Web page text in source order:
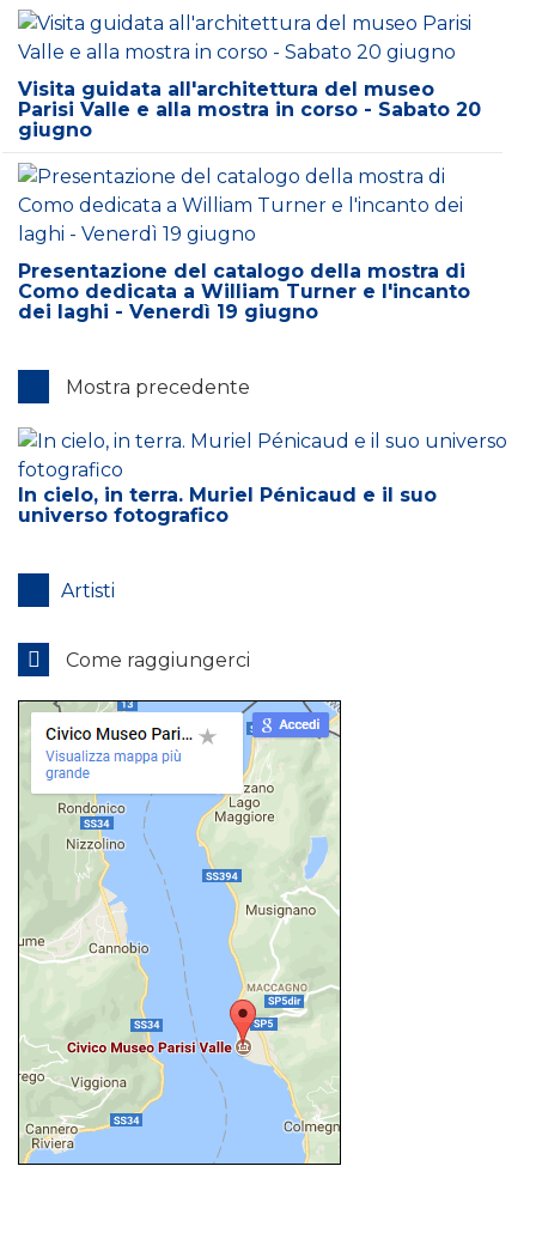
Visita guidata all'architettura del museo
Parisi Valle e alla mostra in corso - Sabato 20
giugno
Presentazione del catalogo della mostra di
Como dedicata a William Turner e l'incanto
dei laghi - Venerdì 19 giugno
Mostra precedente
In cielo, in terra. Muriel Pénicaud e il suo
universo fotografico
Artisti
Come raggiungerci